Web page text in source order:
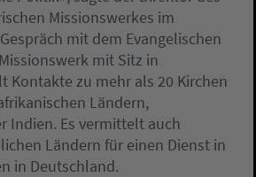
Missionswerkes im
mit dem Evangelischen
mit Sitz in
Kontakte zu mehr als 20 Kirchen
Ländern,
Indien. Es vermittelt auch
Ländern für einen Dienst in
in Deutschland.